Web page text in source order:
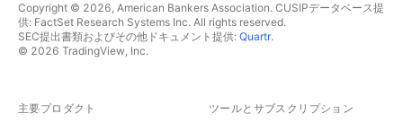
Copyright © 2026, American Bankers Association. CUSIPデータベース提
供: FactSet Research Systems Inc. All rights reserved.
SEC提出書類およびその他ドキュメント提供: Quartr.
© 2026 TradingView, Inc.
主要プロダクト ツールとサブスクリプション